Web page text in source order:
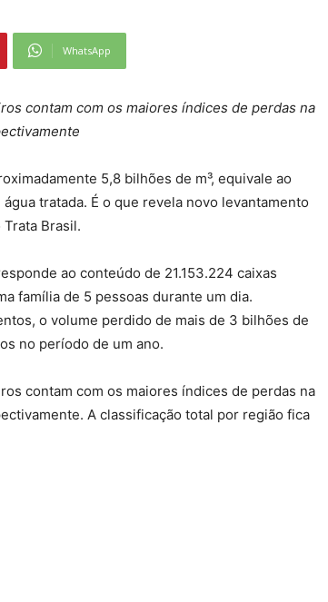
WhatsApp
contam com os maiores índices de perdas na
5,8 bilhões de m³, equivale ao
tratada. É o que revela novo levantamento
Brasil.
ao conteúdo de 21.153.224 caixas
família de 5 pessoas durante um dia.
o volume perdido de mais de 3 bilhões de
no período de um ano.
contam com os maiores índices de perdas na
A classificação total por região fica